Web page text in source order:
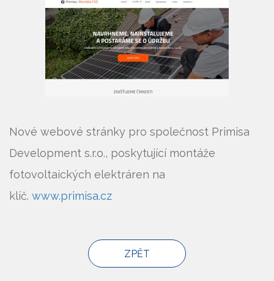
Nové webové stránky pro společnost Primisa
Development s.r.o., poskytující montáže
fotovoltaických elektráren na
klíč. www.primisa.cz